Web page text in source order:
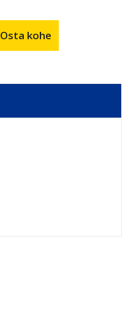
Osta kohe